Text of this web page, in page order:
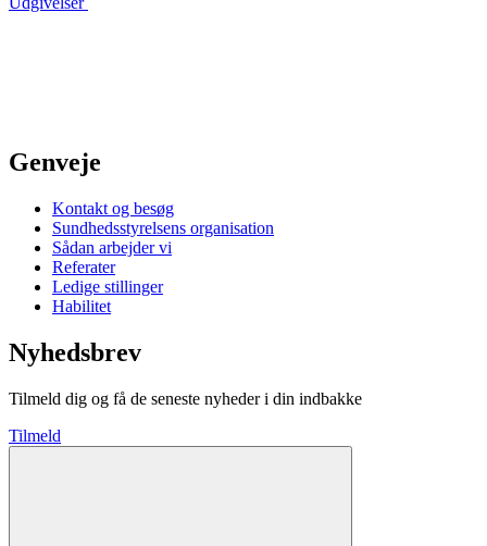
Genveje
Kontakt og besøg
Sundhedsstyrelsens organisation
Sådan arbejder vi
Referater
Ledige stillinger
Habilitet
Nyhedsbrev
Tilmeld dig og få de seneste nyheder i din indbakke
Tilmeld